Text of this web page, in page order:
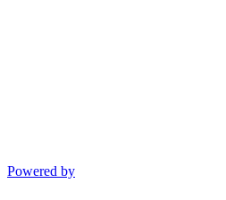
Powered by